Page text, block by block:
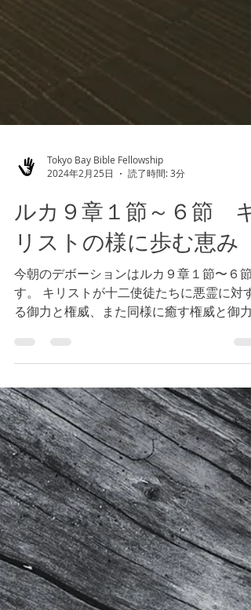
2024年2月25日
読了時間: 3分
ルカ９章１節～６節 キ
リストの様に歩む恵み
す。 キリストが十二使徒たちに悪霊に対す
る御力と権威、また同様に癒す権威と御力
与えられ、福音を伝える、癒しの旅へと送
出されました。このとき、自分の負担にな
物は一切持たずに行くようにも命じられ、
れにはお金や食べ物などの必需品と思...